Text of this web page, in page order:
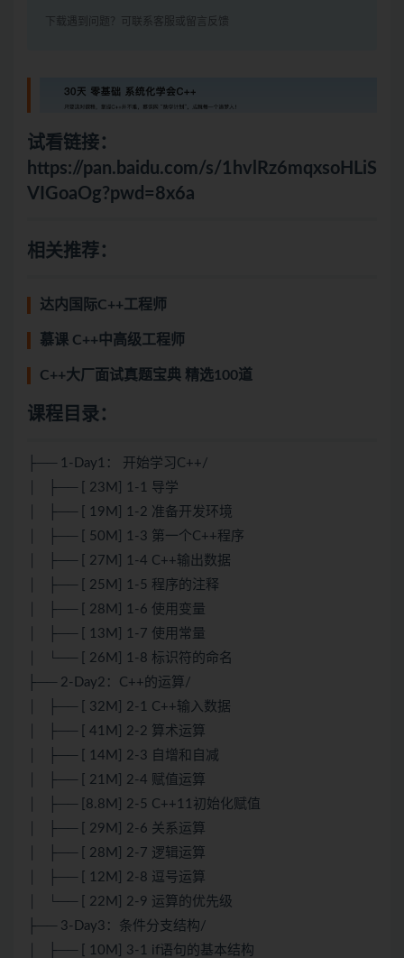
下载遇到问题？可联系客服或留言反馈
试看链接：
https://pan.baidu.com/s/1hvlRz6mqxsoHLiS
VIGoaOg?pwd=8x6a
相关推荐：
达内国际C++工程师
慕课 C++中高级工程师
C++大厂面试真题宝典 精选100道
课程目录：
├── 1-Day1： 开始学习C++/
│ ├── [ 23M] 1-1 导学
│ ├── [ 19M] 1-2 准备开发环境
│ ├── [ 50M] 1-3 第一个C++程序
│ ├── [ 27M] 1-4 C++输出数据
│ ├── [ 25M] 1-5 程序的注释
│ ├── [ 28M] 1-6 使用变量
│ ├── [ 13M] 1-7 使用常量
│ └── [ 26M] 1-8 标识符的命名
├── 2-Day2：C++的运算/
│ ├── [ 32M] 2-1 C++输入数据
│ ├── [ 41M] 2-2 算术运算
│ ├── [ 14M] 2-3 自增和自减
│ ├── [ 21M] 2-4 赋值运算
│ ├── [8.8M] 2-5 C++11初始化赋值
│ ├── [ 29M] 2-6 关系运算
│ ├── [ 28M] 2-7 逻辑运算
│ ├── [ 12M] 2-8 逗号运算
│ └── [ 22M] 2-9 运算的优先级
├── 3-Day3：条件分支结构/
│ ├── [ 10M] 3-1 if语句的基本结构